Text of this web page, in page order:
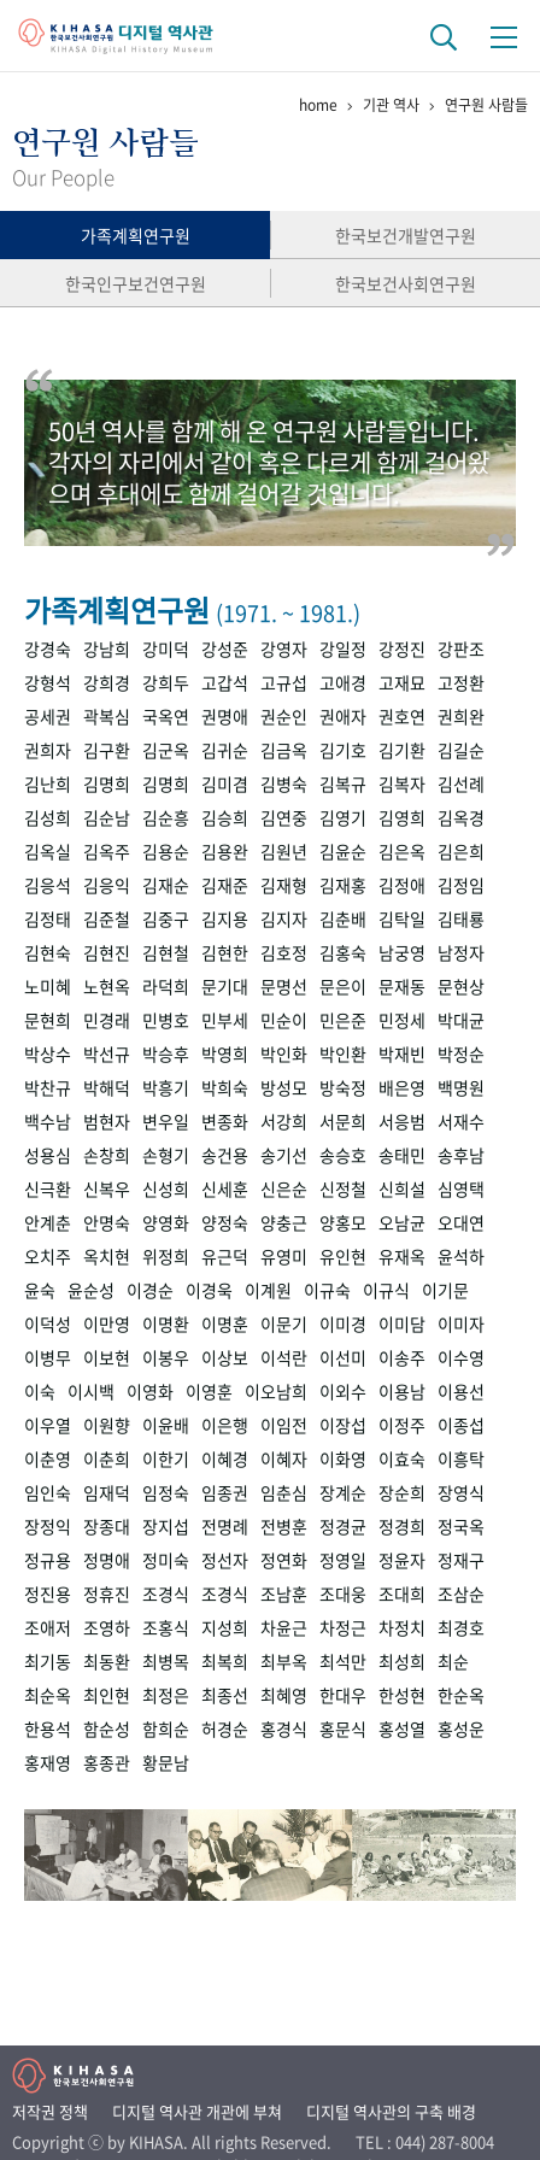
걸어온 길 기관 변천사
연구 역사
정책과 연구 키워드로 보는 연구 역사
연구자들
간행물 변천사
기록물 아카이브
사진 아카이브 문서 기록물 행정박물 영상 기록물
50+1주년 기념
+1
VR 역사관
home 기관 역사 연구원 사람들
연구원 사람들
Our People
가족계획연구원
한국보건개발연구원
한국인구보건연구원
한국보건사회연구원
50년 역사를 함께 해 온 연구원 사람들입니다.
각자의 자리에서 같이 혹은 다르게 함께 걸어왔
으며 후대에도 함께 걸어갈 것입니다.
가족계획연구원 (1971. ~ 1981.)
강경숙 강남희 강미덕 강성준 강영자 강일정 강정진
강판조
강형석
강희경 강희두 고갑석 고규섭 고애경 고재묘 고정환
공세권 곽복심 국옥연 권명애 권순인 권애자 권호연 권희완
권희자 김구환 김군옥 김귀순 김금옥 김기호 김기환 김길순
김난희
김명희 김명희 김미겸 김병숙 김복규 김복자 김선례
김성희
김순남 김순흥 김승희 김연중 김영기 김영희
김옥경
김옥실
김옥주 김용순 김용완 김원년 김윤순 김은옥 김은희
김응석
김응익 김재순 김재준 김재형 김재홍 김정애 김정임
김정태 김준철 김중구 김지용 김지자 김춘배 김탁일
김태룡
김현숙 김현진 김현철 김현한 김호정 김홍숙 남궁영
남정자
노미혜 노현옥 라덕희 문기대 문명선 문은이 문재동 문현상
문현희
민경래 민병호 민부세 민순이 민은준 민정세 박대균
박상수 박선규 박승후 박영희 박인화 박인환 박재빈
박정순
박찬규 박해덕 박흥기 박희숙 방성모 방숙정 배은영
백명원
백수남 범현자 변우일 변종화 서강희 서문희 서응범
서재수
성용심 손창희 손형기 송건용 송기선 송승호 송태민 송후남
신극환 신복우 신성희 신세훈 신은순 신정철 신희설
심영택
안계춘 안명숙 양영화 양정숙 양충근 양홍모 오남균 오대연
오치주 옥치현 위정희 유근덕 유영미 유인현 유재옥 윤석하
윤숙 윤순성 이경순 이경욱 이계원 이규숙 이규식
이기문
이덕성
이만영 이명환 이명훈 이문기 이미경 이미담 이미자
이병무 이보현 이봉우 이상보 이석란 이선미 이송주 이수영
이숙 이시백 이영화 이영훈 이오남희 이외수 이용남 이용선
이우열
이원향 이윤배 이은행 이임전 이장섭 이정주 이종섭
이춘영
이춘희 이한기 이혜경 이혜자 이화영 이효숙 이흥탁
임인숙 임재덕 임정숙 임종권 임춘심 장계순 장순희 장영식
장정익 장종대 장지섭 전명례 전병훈 정경균 정경희
정국옥
정규용 정명애 정미숙 정선자 정연화 정영일 정윤자 정재구
정진용 정휴진 조경식 조경식 조남훈 조대웅 조대희 조삼순
조애저 조영하 조홍식 지성희 차윤근 차정근 차정치 최경호
최기동 최동환 최병목 최복희 최부옥 최석만 최성희 최순
최순옥 최인현 최정은 최종선 최혜영 한대우 한성현 한순옥
한용석 함순성 함희순 허경순 홍경식 홍문식 홍성열 홍성운
홍재영 홍종관 황문남
저작권 정책 디지털 역사관 개관에 부쳐
디지털 역사관의 구축 배경
Copyright ⓒ by KIHASA. All rights Reserved.
TEL : 044) 287-8004